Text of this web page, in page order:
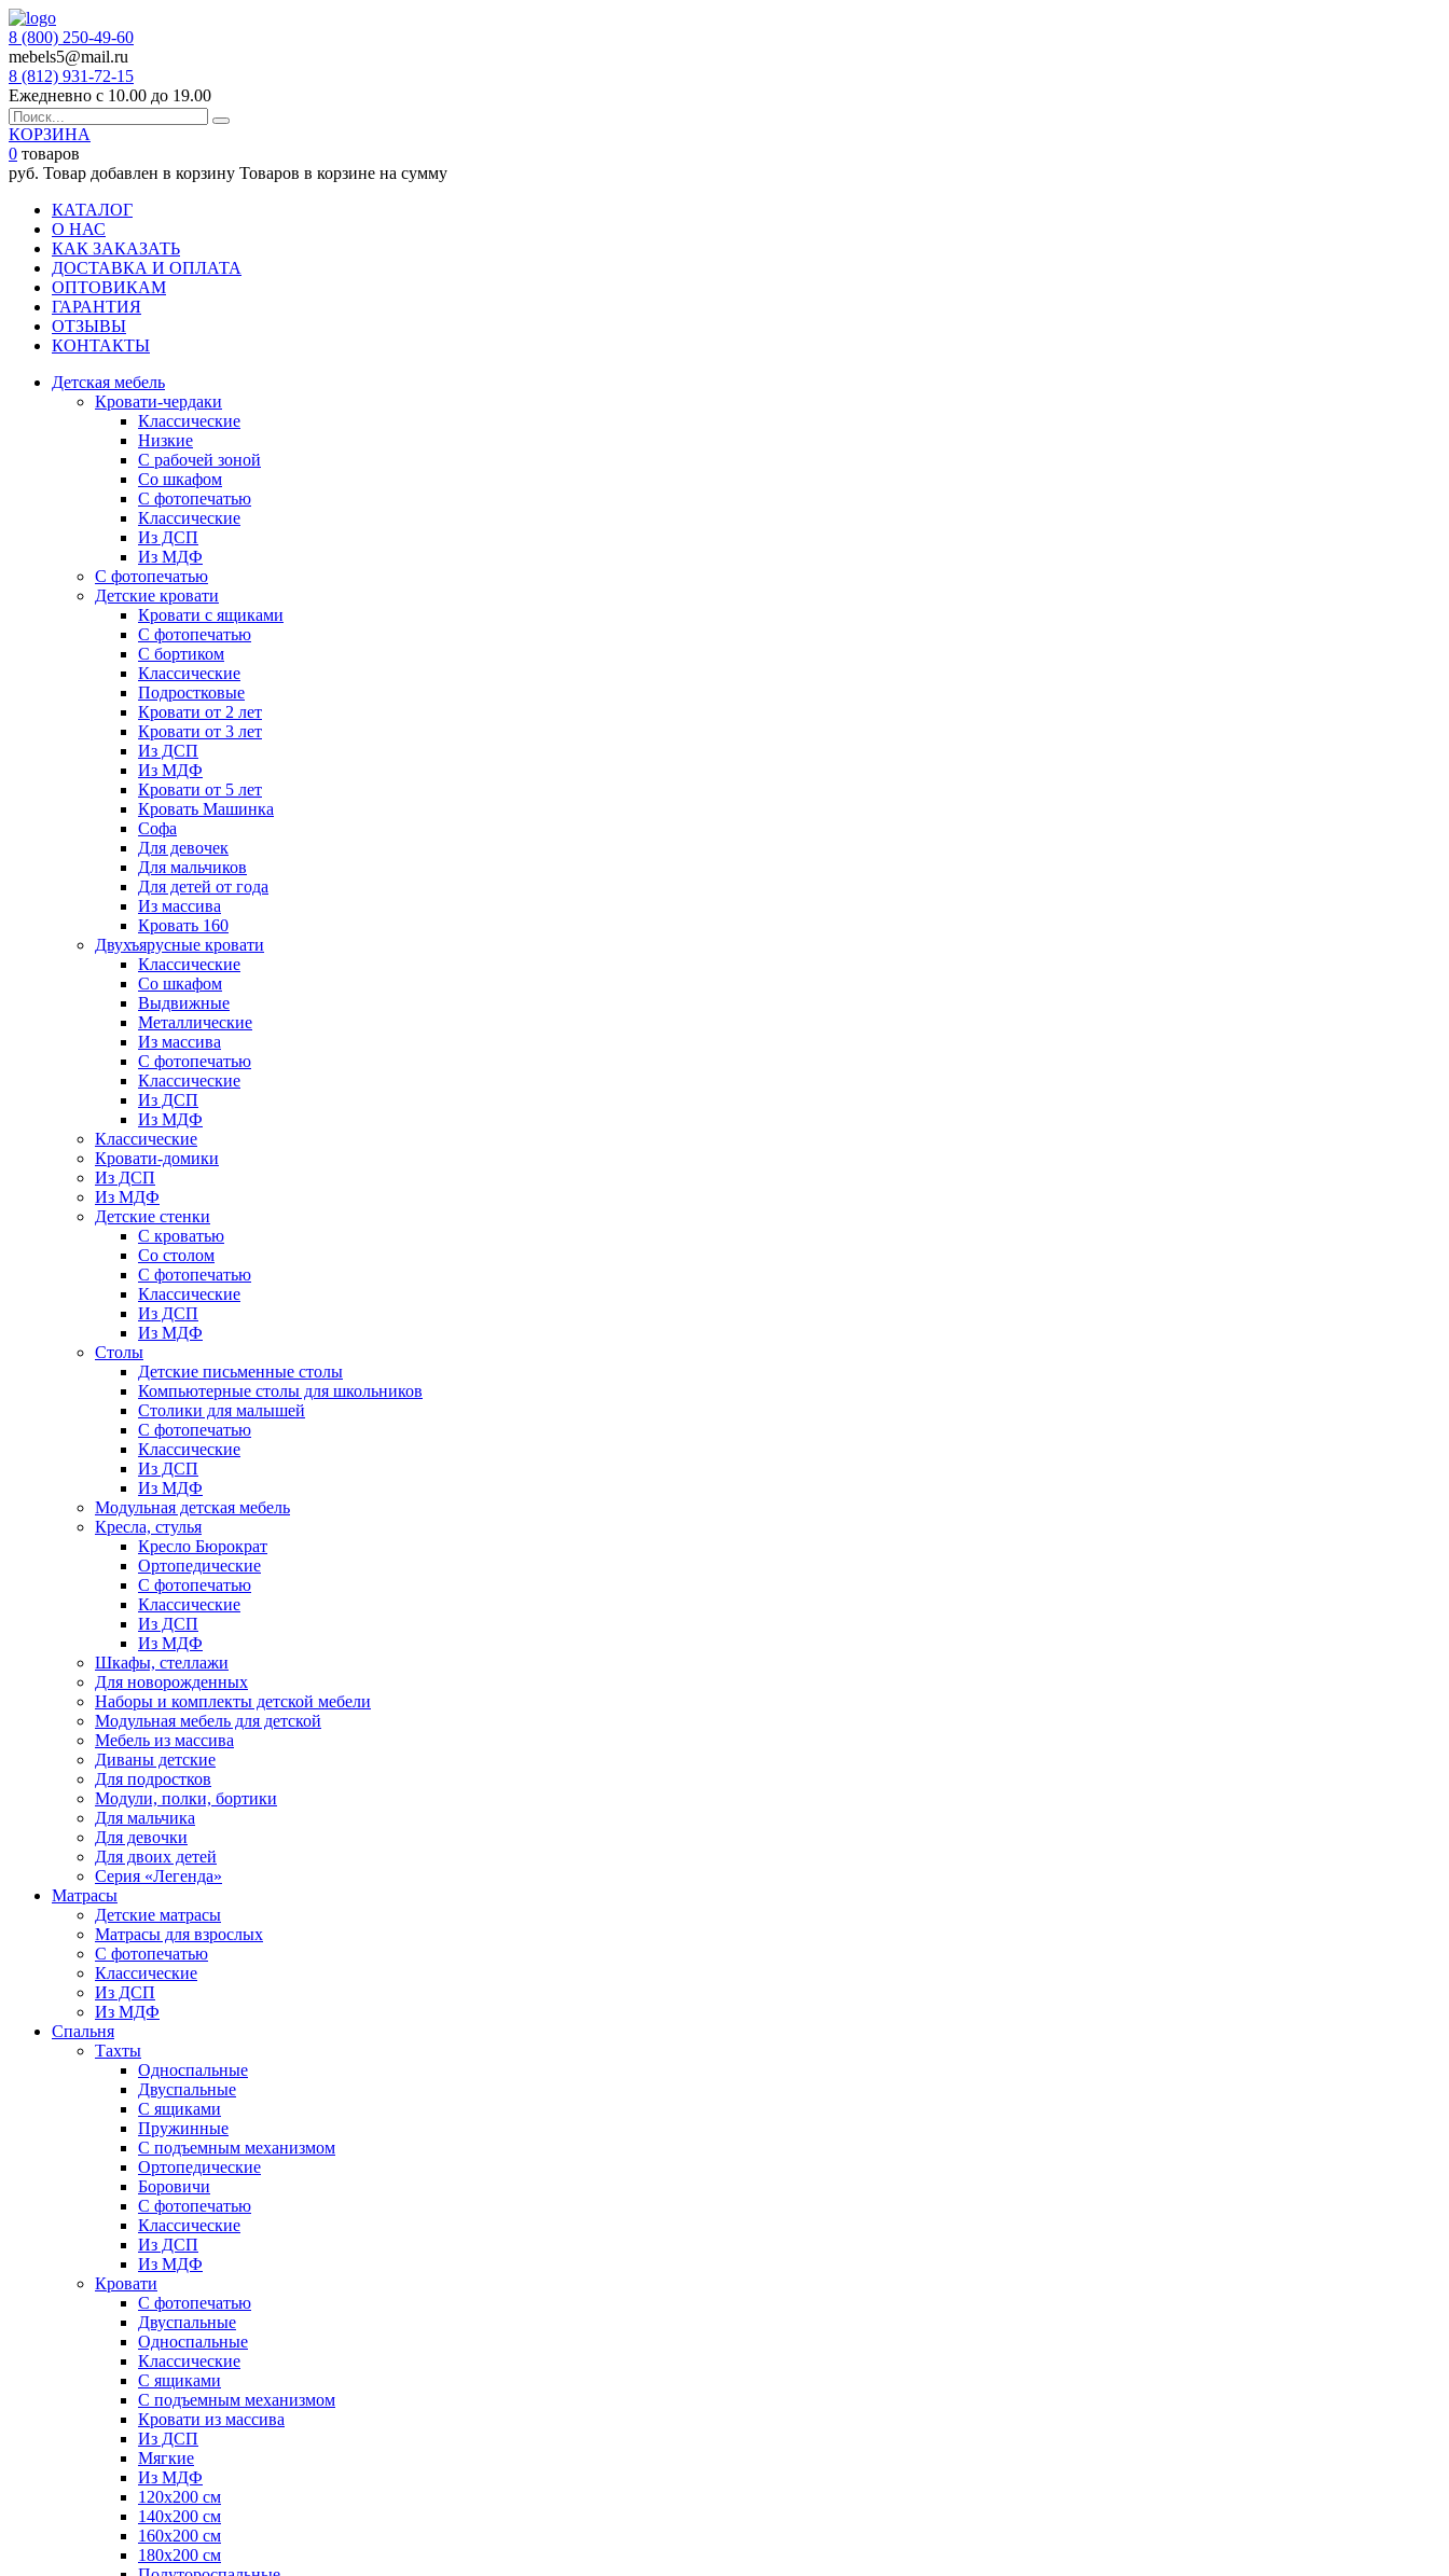
8 (800) 250-49-60
mebels5@mail.ru
8 (812) 931-72-15
Ежедневно с 10.00 до 19.00
КОРЗИНА
0 товаров
руб. Товар добавлен в корзину Товаров в корзине на сумму
КАТАЛОГ
О НАС
КАК ЗАКАЗАТЬ
ДОСТАВКА И ОПЛАТА
ОПТОВИКАМ
ГАРАНТИЯ
ОТЗЫВЫ
КОНТАКТЫ
Детская мебель
Кровати-чердаки
Классические
Низкие
С рабочей зоной
Со шкафом
С фотопечатью
Классические
Из ДСП
Из МДФ
С фотопечатью
Детские кровати
Кровати с ящиками
С фотопечатью
С бортиком
Классические
Подростковые
Кровати от 2 лет
Кровати от 3 лет
Из ДСП
Из МДФ
Кровати от 5 лет
Кровать Машинка
Софа
Для девочек
Для мальчиков
Для детей от года
Из массива
Кровать 160
Двухъярусные кровати
Классические
Со шкафом
Выдвижные
Металлические
Из массива
С фотопечатью
Классические
Из ДСП
Из МДФ
Классические
Кровати-домики
Из ДСП
Из МДФ
Детские стенки
С кроватью
Со столом
С фотопечатью
Классические
Из ДСП
Из МДФ
Столы
Детские письменные столы
Компьютерные столы для школьников
Столики для малышей
С фотопечатью
Классические
Из ДСП
Из МДФ
Модульная детская мебель
Кресла, стулья
Кресло Бюрократ
Ортопедические
С фотопечатью
Классические
Из ДСП
Из МДФ
Шкафы, стеллажи
Для новорожденных
Наборы и комплекты детской мебели
Модульная мебель для детской
Мебель из массива
Диваны детские
Для подростков
Модули, полки, бортики
Для мальчика
Для девочки
Для двоих детей
Серия «Легенда»
Матрасы
Детские матрасы
Матрасы для взрослых
С фотопечатью
Классические
Из ДСП
Из МДФ
Спальня
Тахты
Односпальные
Двуспальные
С ящиками
Пружинные
С подъемным механизмом
Ортопедические
Боровичи
С фотопечатью
Классические
Из ДСП
Из МДФ
Кровати
С фотопечатью
Двуспальные
Односпальные
Классические
С ящиками
С подъемным механизмом
Кровати из массива
Из ДСП
Мягкие
Из МДФ
120х200 см
140х200 см
160х200 см
180х200 см